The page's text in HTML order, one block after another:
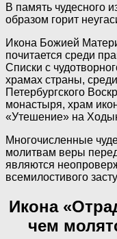
В память чудесного
образом горит
Икона Божией
почитается среди
Списки с
храмах страны,
Петербургского
монастыря, храм
«Утешение» на
Многочисленные
молитвам веры
являются
всемилостивого
Икона
чем